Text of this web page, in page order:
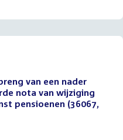
van een nader
nota van wijziging
pensioenen (36067,